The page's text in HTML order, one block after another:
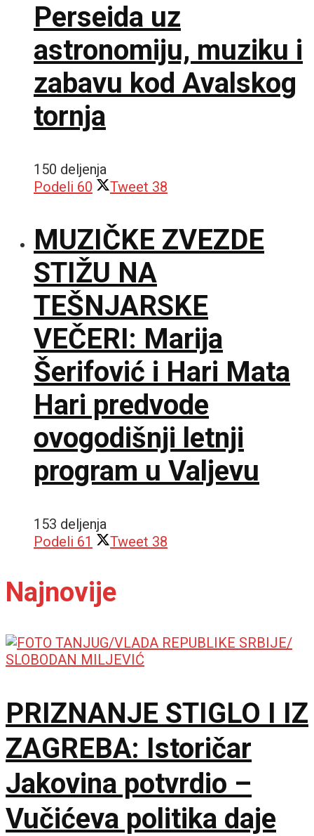
Perseida uz
astronomiju, muziku i
zabavu kod Avalskog
tornja
150 deljenja
Podeli 60 Tweet 38
MUZIČKE ZVEZDE
STIŽU NA
TEŠNJARSKE
VEČERI: Marija
Šerifović i Hari Mata
Hari predvode
ovogodišnji letnji
program u Valjevu
153 deljenja
Podeli 61 Tweet 38
Najnovije
PRIZNANJE STIGLO I IZ
ZAGREBA: Istoričar
Jakovina potvrdio –
Vučićeva politika daje